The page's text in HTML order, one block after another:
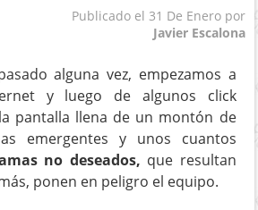
Publicado el 31 De Eneropor
Javier Escalona
alguna vez, empezamos a
y luego de algunos click
pantalla llena de un montón de
emergentes y unos cuantos
no deseados, que resultan
ponen en peligro el equipo.